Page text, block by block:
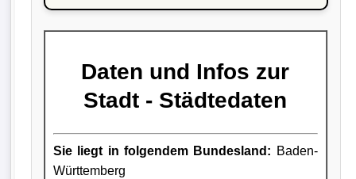
Daten und Infos zur
Stadt - Städtedaten
Sie liegt in folgendem Bundesland: Baden-
Württemberg